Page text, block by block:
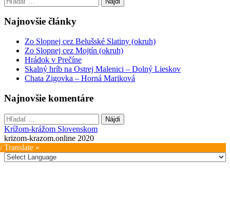
Najnovšie články
Zo Slopnej cez Belušské Slatiny (okruh)
Zo Slopnej cez Mojtín (okruh)
Hrádok v Prečíne
Skalný hríb na Ostrej Malenici – Dolný Lieskov
Chata Zigovka – Horná Mariková
Najnovšie komentáre
Hľadať:
Krížom-krážom Slovenskom
krizom-krazom.online 2020
Translate »